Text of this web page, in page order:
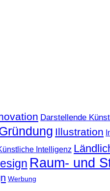
Darstellende
Illustration
Intelligenz
Raum- und
Werbung